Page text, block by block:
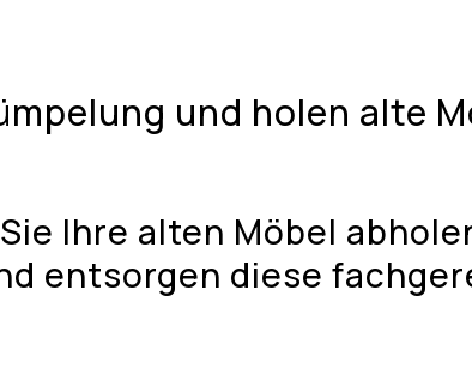
und holen alte
Ihre alten Möbel
entsorgen diese